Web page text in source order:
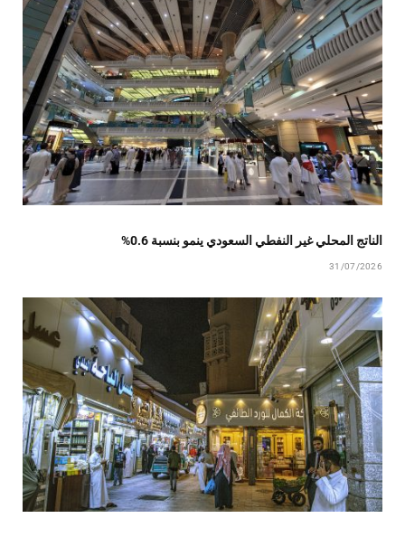
الناتج المحلي غير النفطي السعودي ينمو بنسبة 0.6%
31/07/2026